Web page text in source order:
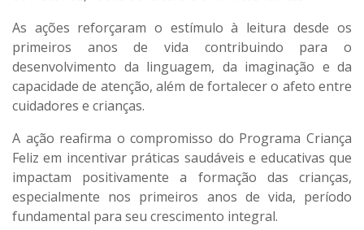
As ações reforçaram o estímulo à leitura desde os
primeiros anos de vida contribuindo para o
desenvolvimento da linguagem, da imaginação e da
capacidade de atenção, além de fortalecer o afeto entre
cuidadores e crianças.
A ação reafirma o compromisso do Programa Criança
Feliz em incentivar práticas saudáveis e educativas que
impactam positivamente a formação das crianças,
especialmente nos primeiros anos de vida, período
fundamental para seu crescimento integral.